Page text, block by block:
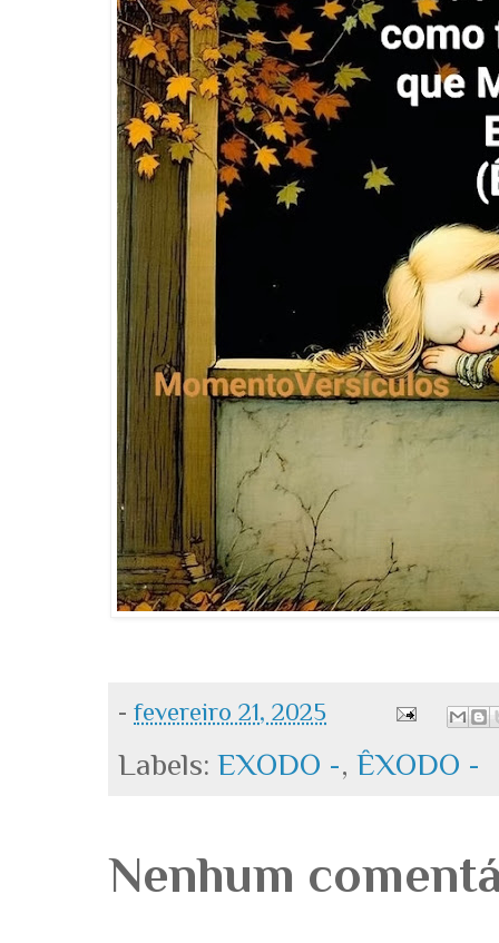
-fevereiro 21, 2025
Labels:EXODO -,ÊXODO -
Nenhum